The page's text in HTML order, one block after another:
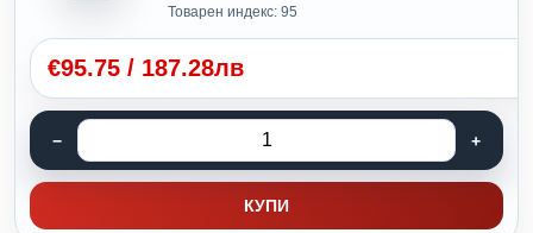
Товарен индекс: 95
€95.75 / 187.28лв
КУПИ